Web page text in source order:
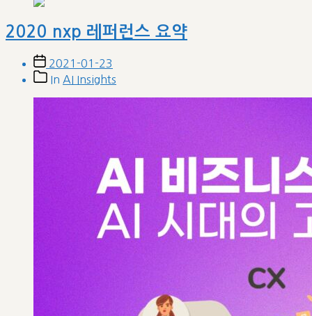
2020 nxp 레퍼런스 요약
Post
date
2021-01-23
PostIn AI Insights